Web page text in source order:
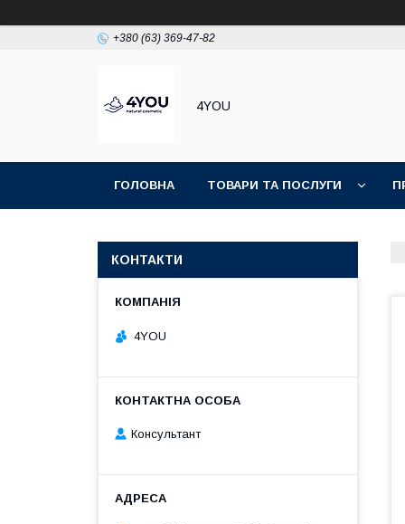
+380 (63) 369-47-82
4YOU
ГОЛОВНА ТОВАРИ ТА ПОСЛУГИ
КОНТАКТИ
4YOU
Консультант